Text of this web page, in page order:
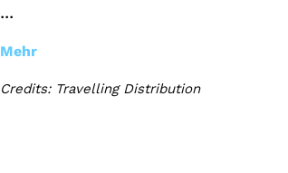
...
Mehr
Credits: Travelling Distribution